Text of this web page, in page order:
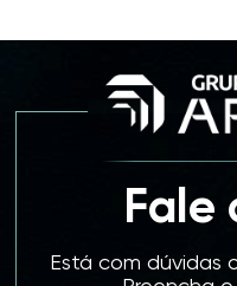
Fale
Está com dúvidas